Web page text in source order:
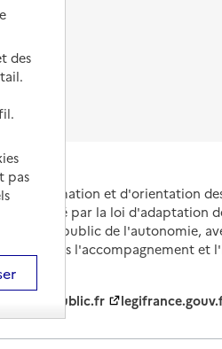
d'information et d'orientation
créé par la loi d'adaptation
le Service public de l'autonomie,
dans l'accompagnement
service-public.fr
des
pas